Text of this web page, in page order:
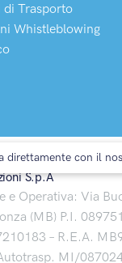
di Trasporto
Whistleblowing
S.p.A
e Operativa: Via
(MB) P.I.
– R.E.A.
MI/
direttamente con il